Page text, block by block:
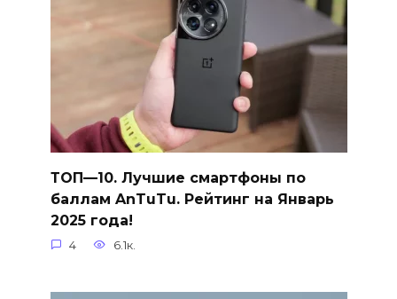
ТОП—10. Лучшие смартфоны по
баллам AnTuTu. Рейтинг на Январь
2025 года!
4 6.1к.